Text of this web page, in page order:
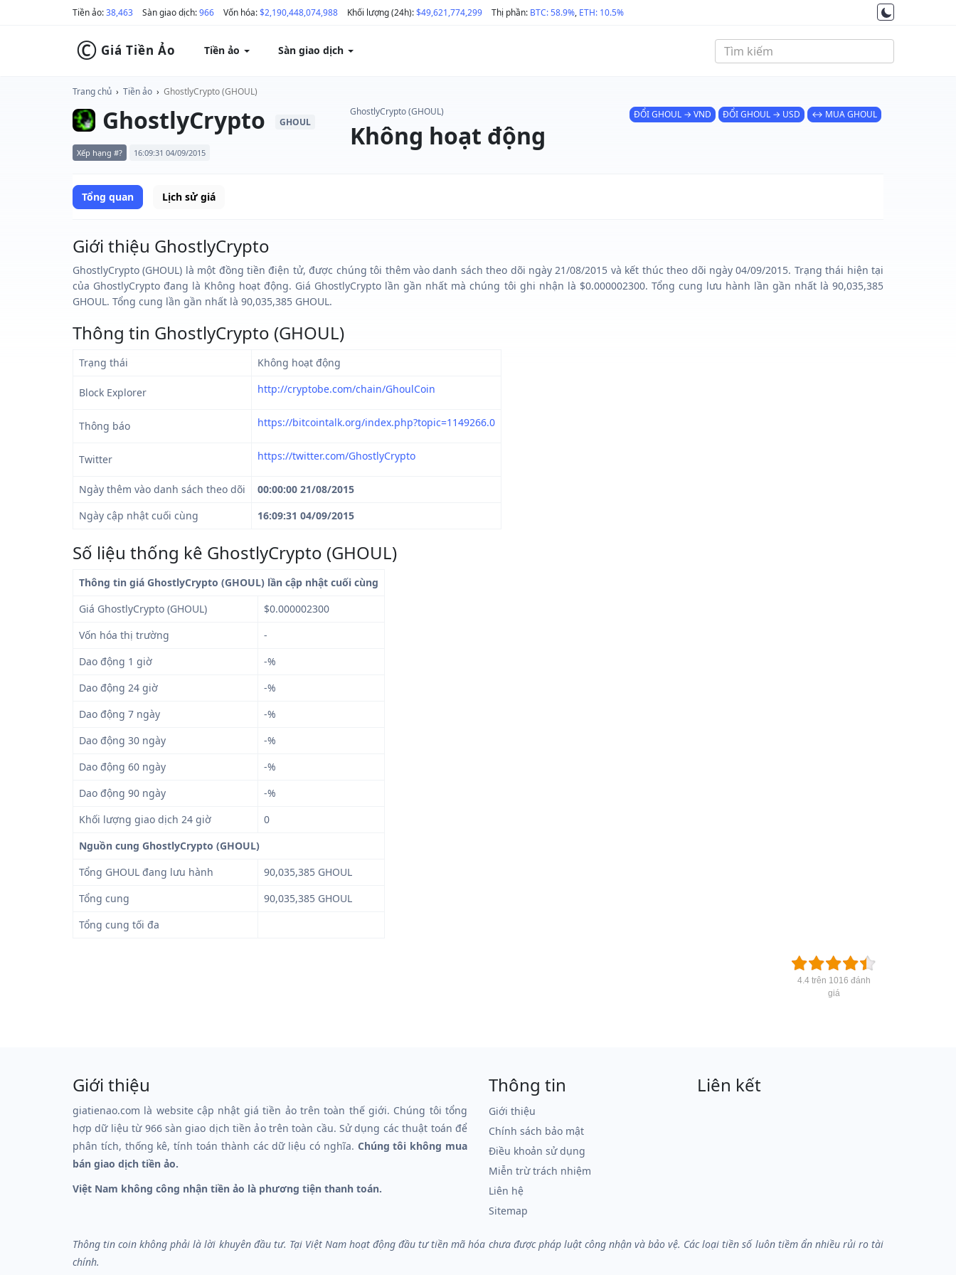
Tiền ảo:38,463 Sàn giao dịch:966 Vốn hóa:$2,190,448,074,988 Khối lượng (24h):$49,621,774,299 Thị phần: BTC: 58.9%, ETH: 10.5%
© Giá Tiền Ảo Tiền ảo Sàn giao dịch
Trang chủ › Tiền ảo › GhostlyCrypto (GHOUL)
GhostlyCrypto GHOUL
Xếp hạng #? 16:09:31 04/09/2015
GhostlyCrypto (GHOUL)
Không hoạt động
ĐỔI GHOUL → VND ĐỔI GHOUL → USD ↔ MUA GHOUL
Tổng quan Lịch sử giá
Giới thiệu GhostlyCrypto
GhostlyCrypto (GHOUL) là một đồng tiền điện tử, được chúng tôi thêm vào danh sách theo dõi ngày 21/08/2015 và kết thúc theo dõi ngày 04/09/2015. Trạng thái hiện tại
của GhostlyCrypto đang là Không hoạt động. Giá GhostlyCrypto lần gần nhất mà chúng tôi ghi nhận là $0.000002300. Tổng cung lưu hành lần gần nhất là 90,035,385
GHOUL. Tổng cung lần gần nhất là 90,035,385 GHOUL.
Thông tin GhostlyCrypto (GHOUL)
Trạng thái Không hoạt động
Block Explorer http://cryptobe.com/chain/GhoulCoin
Thông báo https://bitcointalk.org/index.php?topic=1149266.0
Twitter https://twitter.com/GhostlyCrypto
Ngày thêm vào danh sách theo dõi
00:00:00 21/08/2015
Ngày cập nhật cuối cùng
16:09:31 04/09/2015
Số liệu thống kê GhostlyCrypto (GHOUL)
Thông tin giá GhostlyCrypto (GHOUL) lần cập nhật cuối cùng
Giá GhostlyCrypto (GHOUL)
$0.000002300
Vốn hóa thị trường
-
Dao động 1 giờ
-%
Dao động 24 giờ
-%
Dao động 7 ngày
-%
Dao động 30 ngày
-%
Dao động 60 ngày
-%
Dao động 90 ngày
-%
Khối lượng giao dịch 24 giờ
0
Nguồn cung GhostlyCrypto (GHOUL)
Tổng GHOUL đang lưu hành
90,035,385 GHOUL
Tổng cung
90,035,385 GHOUL
Tổng cung tối đa
4.4 trên 1016 đánh
giá
Giới thiệu
giatienao.com là website cập nhật giá tiền ảo trên toàn thế giới. Chúng tôi tổng
hợp dữ liệu từ 966 sàn giao dịch tiền ảo trên toàn cầu. Sử dụng các thuật toán để
phân tích, thống kê, tính toán thành các dữ liệu có nghĩa. Chúng tôi không mua
bán giao dịch tiền ảo.
Việt Nam không công nhận tiền ảo là phương tiện thanh toán.
Thông tin
Giới thiệu
Chính sách bảo mật
Điều khoản sử dụng
Miễn trừ trách nhiệm
Liên hệ
Sitemap
Liên kết
Thông tin coin không phải là lời khuyên đầu tư. Tại Việt Nam hoạt động đầu tư tiền mã hóa chưa được pháp luật công nhận và bảo vệ. Các loại tiền số luôn tiềm ẩn nhiều rủi ro tài
chính.